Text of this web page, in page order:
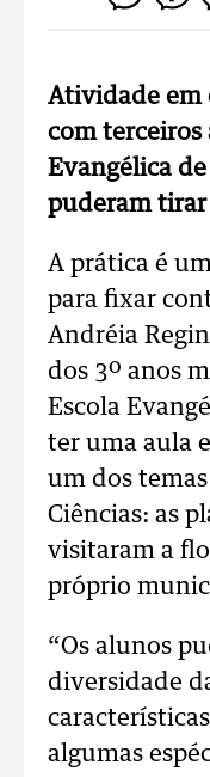
Atividade em
com terceiros
Evangélica
puderam
A prática é
para fixar
Andréia
dos 3º anos
Escola
ter uma aula
um dos
Ciências: as
visitaram a
próprio
“Os alunos
diversidade
algumas